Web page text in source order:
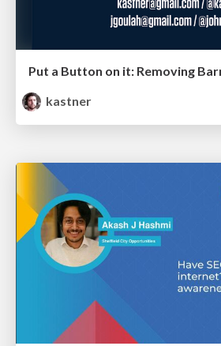
kastner